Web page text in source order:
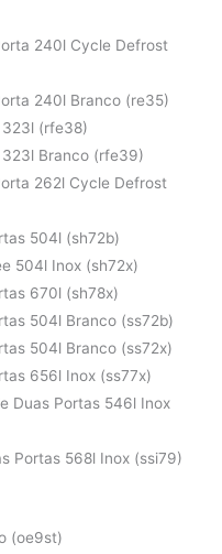
240l Cycle Defrost
240l Branco (re35)
323l (rfe38)
323l Branco (rfe39)
262l Cycle Defrost
504l (sh72b)
504l Inox (sh72x)
670l (sh78x)
504l Branco (ss72b)
504l Branco (ss72x)
656l Inox (ss77x)
Duas Portas 546l Inox
Portas 568l Inox (ssi79)
(oe9st)